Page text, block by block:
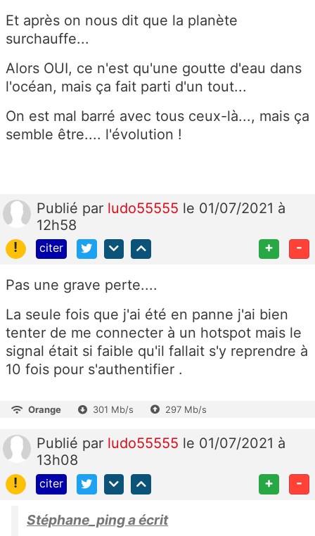
Et après on nous dit que la planète
surchauffe...
Alors OUI, ce n'est qu'une goutte d'eau dans
l'océan, mais ça fait parti d'un tout...
On est mal barré avec tous ceux-là..., mais ça
semble être.... l'évolution !
Publié par ludo55555 le 01/07/2021 à
12h58
!
citer + -
Pas une grave perte....
La seule fois que j'ai été en panne j'ai bien
tenter de me connecter à un hotspot mais le
signal était si faible qu'il fallait s'y reprendre à
10 fois pour s'authentifier .
Orange 301 Mb/s 297 Mb/s
Publié par ludo55555 le 01/07/2021 à
13h08
!
citer + -
Stéphane_ping a écrit